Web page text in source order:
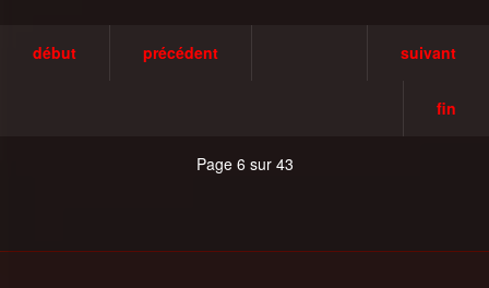
début précédent suivant
fin
Page 6 sur 43